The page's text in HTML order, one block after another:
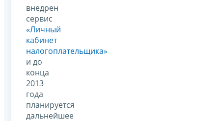
внедрен
сервис
«Личный
кабинет
налогоплательщика»
и до
конца
2013
года
планируется
дальнейшее